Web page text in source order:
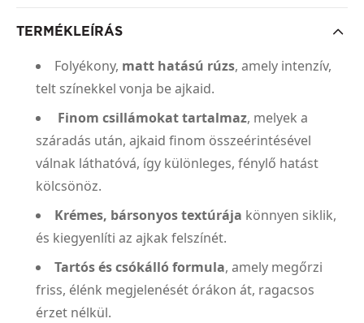
TERMÉKLEÍRÁS
Folyékony, matt hatású rúzs, amely intenzív,
telt színekkel vonja be ajkaid.
Finom csillámokat tartalmaz, melyek a
száradás után, ajkaid finom összeérintésével
válnak láthatóvá, így különleges, fénylő hatást
kölcsönöz.
Krémes, bársonyos textúrája könnyen siklik,
és kiegyenlíti az ajkak felszínét.
Tartós és csókálló formula, amely megőrzi
friss, élénk megjelenését órákon át, ragacsos
érzet nélkül.